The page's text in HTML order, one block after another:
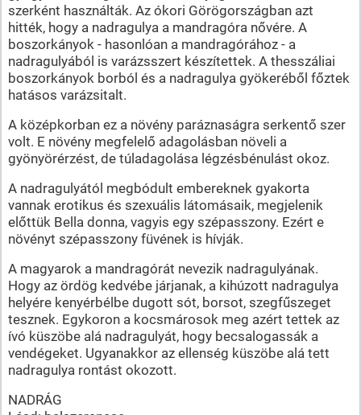
szerként használták. Az ókori Görögországban azt
hitték, hogy a nadragulya a mandragóra nővére. A
boszorkányok - hasonlóan a mandragórához - a
nadragulyából is varázsszert készítettek. A thesszáliai
boszorkányok borból és a nadragulya gyökeréből főztek
hatásos varázsitalt.
A középkorban ez a növény paráznaságra serkentő szer
volt. E növény megfelelő adagolásban növeli a
gyönyörérzést, de túladagolása légzésbénulást okoz.
A nadragulyától megbódult embereknek gyakorta
vannak erotikus és szexuális látomásaik, megjelenik
előttük Bella donna, vagyis egy szépasszony. Ezért e
növényt szépasszony füvének is hívják.
A magyarok a mandragórát nevezik nadragulyának.
Hogy az ördög kedvébe járjanak, a kihúzott nadragulya
helyére kenyérbélbe dugott sót, borsot, szegfűszeget
tesznek. Egykoron a kocsmárosok meg azért tettek az
ívó küszöbe alá nadragulyát, hogy becsalogassák a
vendégeket. Ugyanakkor az ellenség küszöbe alá tett
nadragulya rontást okozott.
NADRÁG